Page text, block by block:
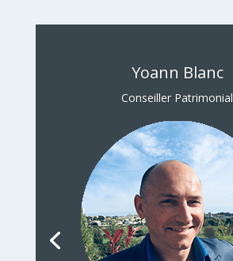
Yoann Blanc
Conseiller Patrimonial